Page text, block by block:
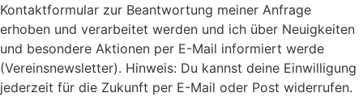
Kontaktformular zur Beantwortung meiner Anfrage
erhoben und verarbeitet werden und ich über Neuigkeiten
und besondere Aktionen per E-Mail informiert werde
(Vereinsnewsletter). Hinweis: Du kannst deine Einwilligung
jederzeit für die Zukunft per E-Mail oder Post widerrufen.